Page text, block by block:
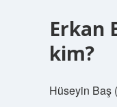
Erkan
kim?
Hüseyin Baş